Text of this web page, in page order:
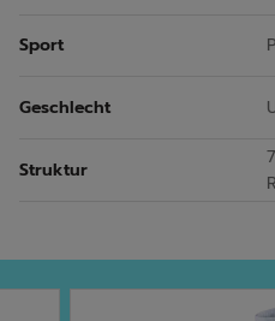
Sport
Geschlecht
Struktur